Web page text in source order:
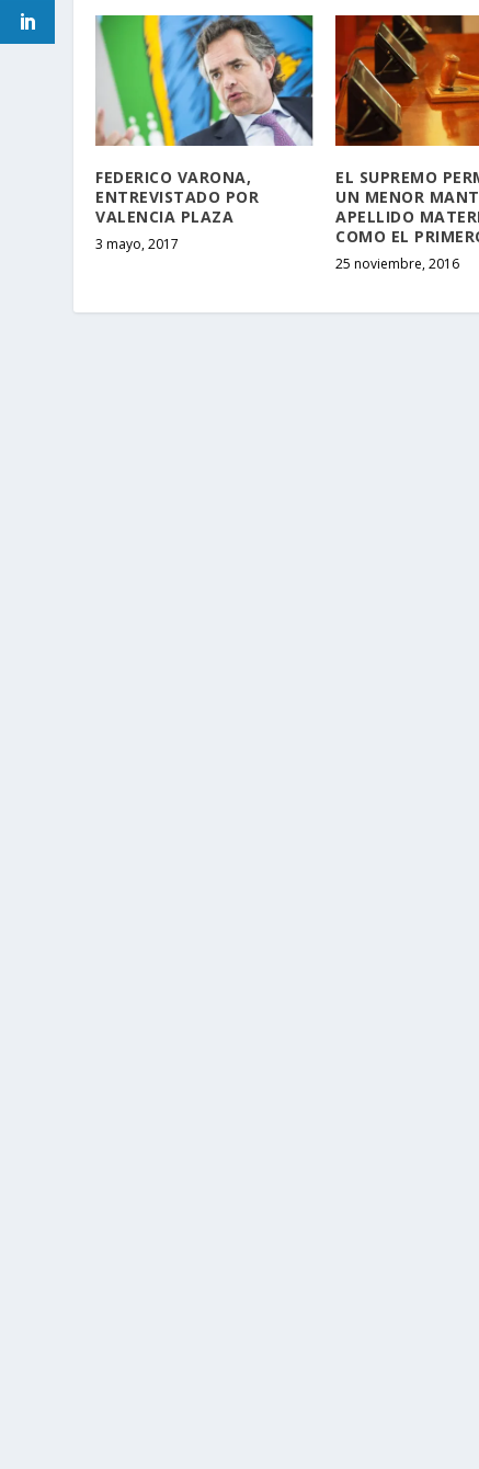
FEDERICO VARONA,
ENTREVISTADO POR
VALENCIA PLAZA
3 mayo, 2017
EL SUPREMO
UN MENOR
APELLIDO
COMO EL
25 noviembre, 2016